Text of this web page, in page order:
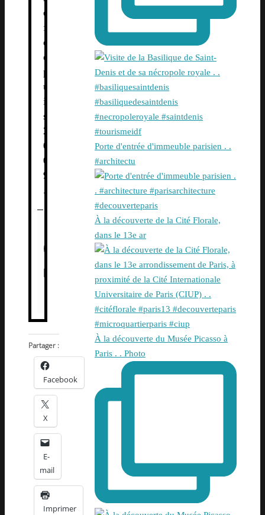
e
f
d
e
p
u
i
s
2
0
0
9
.
Partager :
Facebook
X
E-
mail
Imprimer
Porte d'entrée d'immeuble parisien . .
#architectu
À la découverte de la Cité Florale,
dans le 13e ar
À la découverte du Musée Picasso à
Paris . . Photo